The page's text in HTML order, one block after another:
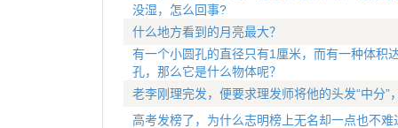
没湿，怎么回事?
什么地方看到的月亮最大？
有一个小圆孔的直径只有1厘米，而有一种体积
孔，那么它是什么物体呢？
老李刚理完发，便要求理发师将他的头发“中分”
高考发榜了，为什么志明榜上无名却一点也不难